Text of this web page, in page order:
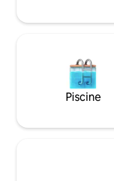
accueillir
Piscine